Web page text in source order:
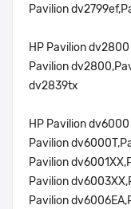
Pavilion
HP Pavilion
Pavilion
dv2839tx
HP Pavilion
Pavilion
Pavilion
Pavilion
Pavilion